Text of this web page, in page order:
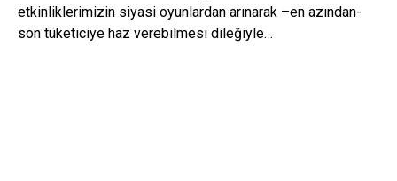
etkinliklerimizin siyasi oyunlardan arınarak –en azından-
son tüketiciye haz verebilmesi dileğiyle…